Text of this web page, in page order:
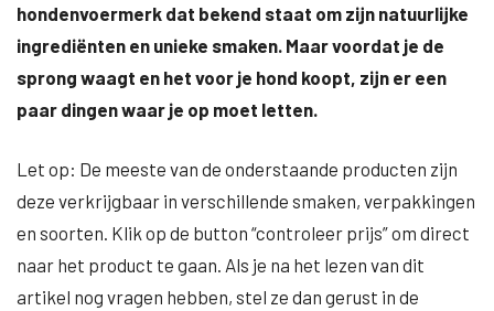
hondenvoermerk dat bekend staat om zijn natuurlijke
ingrediënten en unieke smaken. Maar voordat je de
sprong waagt en het voor je hond koopt, zijn er een
paar dingen waar je op moet letten.
Let op: De meeste van de onderstaande producten zijn
deze verkrijgbaar in verschillende smaken, verpakkingen
en soorten. Klik op de button “controleer prijs” om direct
naar het product te gaan. Als je na het lezen van dit
artikel nog vragen hebben, stel ze dan gerust in de